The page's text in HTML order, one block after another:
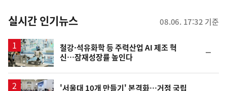
뉴
스
실시간 인기뉴스 08.06. 17:32 기준
철강·석유화학 등 주력산업 AI 제조 혁
신…잠재성장률 높인다
일
'서울대 10개 만들기' 본격화…거점 국립